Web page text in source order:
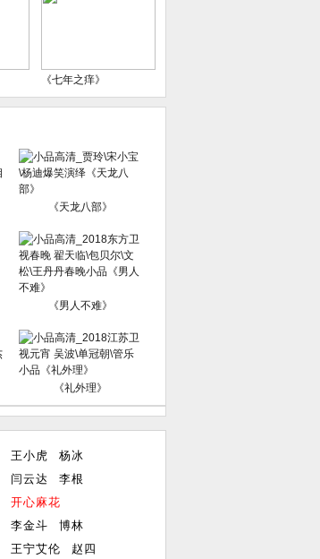
《七年之痒》
《天龙八部》
《男人不难》
《礼外理》
王小虎
杨冰
闫云达
李根
开心麻花
李金斗
博林
王宁艾伦 赵四